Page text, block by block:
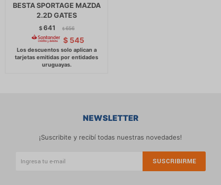
BESTA SPORTAGE MAZDA
2.2D GATES
$641 $ 656
$ 545
NEWSLETTER
¡Suscribite y recibí todas nuestras novedades!
SUSCRIBIRME